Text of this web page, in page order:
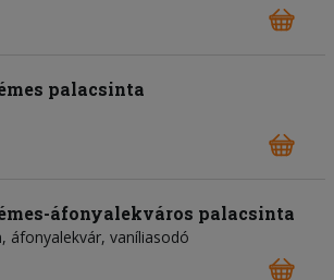
palacsinta
áfonyalekváros palacsinta
áfonyalekvár, vaníliasodó